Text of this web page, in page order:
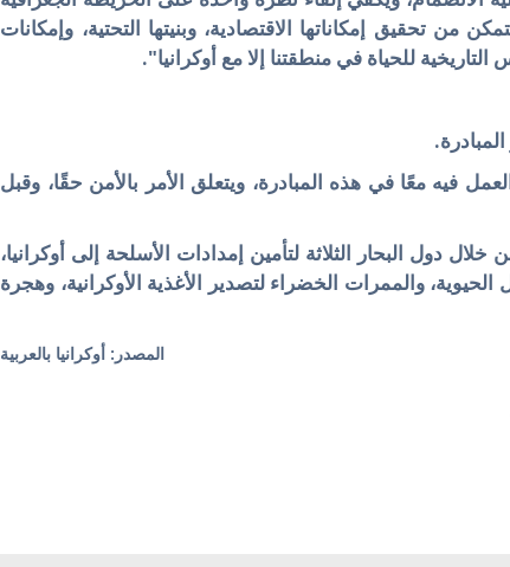
من تحقيق إمكاناتها الاقتصادية، وبنيتها التحتية، وإمكانات
للحياة في منطقتنا إلا مع أوكرانيا".
فيه معًا في هذه المبادرة، ويتعلق الأمر بالأمن حقًا، وقبل
خلال دول البحار الثلاثة لتأمين إمدادات الأسلحة إلى أوكرانيا،
والممرات الخضراء لتصدير الأغذية الأوكرانية، وهجرة
المصدر: أوكرانيا بالعربية